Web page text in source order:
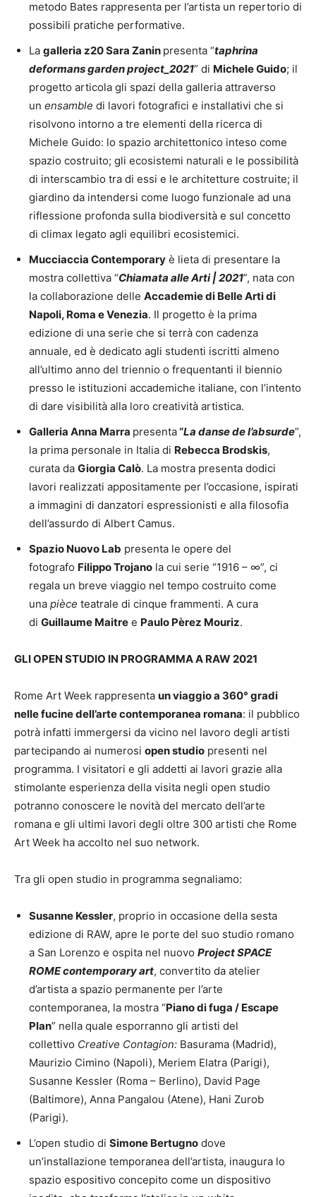
metodo Bates rappresenta per l’artista un repertorio di
possibili pratiche performative.
La galleria z20 Sara Zanin presenta “taphrina
deformans garden project_2021” di Michele Guido; il
progetto articola gli spazi della galleria attraverso
un ensamble di lavori fotografici e installativi che si
risolvono intorno a tre elementi della ricerca di
Michele Guido: lo spazio architettonico inteso come
spazio costruito; gli ecosistemi naturali e le possibilità
di interscambio tra di essi e le architetture costruite; il
giardino da intendersi come luogo funzionale ad una
riflessione profonda sulla biodiversità e sul concetto
di climax legato agli equilibri ecosistemici.
Mucciaccia Contemporary è lieta di presentare la
mostra collettiva “Chiamata alle Arti | 2021”, nata con
la collaborazione delle Accademie di Belle Arti di
Napoli, Roma e Venezia. Il progetto è la prima
edizione di una serie che si terrà con cadenza
annuale, ed è dedicato agli studenti iscritti almeno
all’ultimo anno del triennio o frequentanti il biennio
presso le istituzioni accademiche italiane, con l’intento
di dare visibilità alla loro creatività artistica.
Galleria Anna Marra presenta“La danse de l’absurde”,
la prima personale in Italia di Rebecca Brodskis,
curata da Giorgia Calò. La mostra presenta dodici
lavori realizzati appositamente per l’occasione, ispirati
a immagini di danzatori espressionisti e alla filosofia
dell’assurdo di Albert Camus.
Spazio Nuovo Lab presenta le opere del
fotografo Filippo Trojano la cui serie “1916 – ∞”, ci
regala un breve viaggio nel tempo costruito come
una pièce teatrale di cinque frammenti. A cura
di Guillaume Maitre e Paulo Pèrez Mouriz.
GLI OPEN STUDIO IN PROGRAMMA A RAW 2021
Rome Art Week rappresenta un viaggio a 360° gradi
nelle fucine dell’arte contemporanea romana: il pubblico
potrà infatti immergersi da vicino nel lavoro degli artisti
partecipando ai numerosi open studio presenti nel
programma. I visitatori e gli addetti ai lavori grazie alla
stimolante esperienza della visita negli open studio
potranno conoscere le novità del mercato dell’arte
romana e gli ultimi lavori degli oltre 300 artisti che Rome
Art Week ha accolto nel suo network.
Tra gli open studio in programma segnaliamo:
Susanne Kessler, proprio in occasione della sesta
edizione di RAW, apre le porte del suo studio romano
a San Lorenzo e ospita nel nuovo Project SPACE
ROME contemporary art, convertito da atelier
d’artista a spazio permanente per l’arte
contemporanea, la mostra “Piano di fuga / Escape
Plan” nella quale esporranno gli artisti del
collettivo Creative Contagion: Basurama (Madrid),
Maurizio Cimino (Napoli), Meriem Elatra (Parigi),
Susanne Kessler (Roma – Berlino), David Page
(Baltimore), Anna Pangalou (Atene), Hani Zurob
(Parigi).
L’open studio di Simone Bertugno dove
un’installazione temporanea dell’artista, inaugura lo
spazio espositivo concepito come un dispositivo